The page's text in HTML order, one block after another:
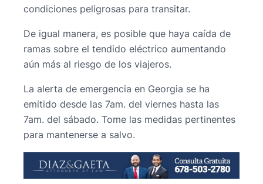
condiciones peligrosas para transitar.
De igual manera, es posible que haya caída de
ramas sobre el tendido eléctrico aumentando
aún más al riesgo de los viajeros.
La alerta de emergencia en Georgia se ha
emitido desde las 7am. del viernes hasta las
7am. del sábado. Tome las medidas pertinentes
para mantenerse a salvo.